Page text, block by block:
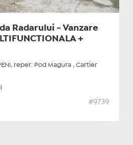
Radarului - Vanzare
+
reper: Pod Magura , Cartier
#9739